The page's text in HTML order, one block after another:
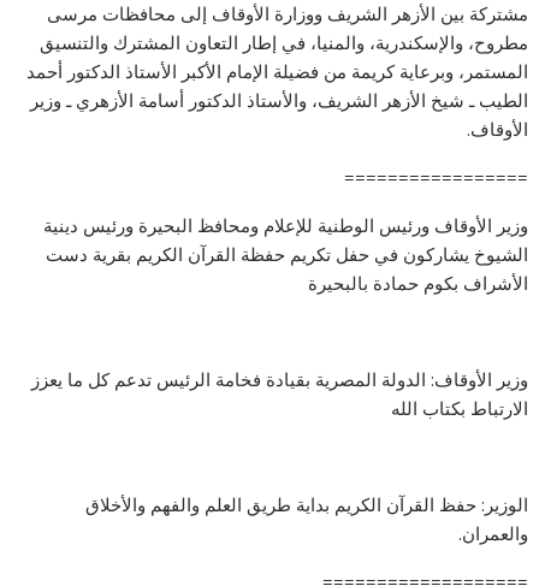
مشتركة بين الأزهر الشريف ووزارة الأوقاف إلى محافظات مرسى
مطروح، والإسكندرية، والمنيا، في إطار التعاون المشترك والتنسيق
المستمر، وبرعاية كريمة من فضيلة الإمام الأكبر الأستاذ الدكتور أحمد
الطيب ـ شيخ الأزهر الشريف، والأستاذ الدكتور أسامة الأزهري ـ وزير
الأوقاف.
=================
وزير الأوقاف ورئيس الوطنية للإعلام ومحافظ البحيرة ورئيس دينية
الشيوخ يشاركون في حفل تكريم حفظة القرآن الكريم بقرية دست
الأشراف بكوم حمادة بالبحيرة
وزير الأوقاف: الدولة المصرية بقيادة فخامة الرئيس تدعم كل ما يعزز
الارتباط بكتاب الله
الوزير: حفظ القرآن الكريم بداية طريق العلم والفهم والأخلاق
والعمران.